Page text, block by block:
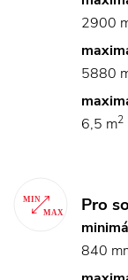
2900
5880
6,5 m2
Pro
840